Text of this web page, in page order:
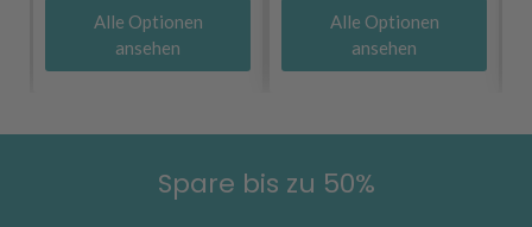
Alle Optionen
ansehen
Alle Optionen
ansehen
Spare bis zu 50%